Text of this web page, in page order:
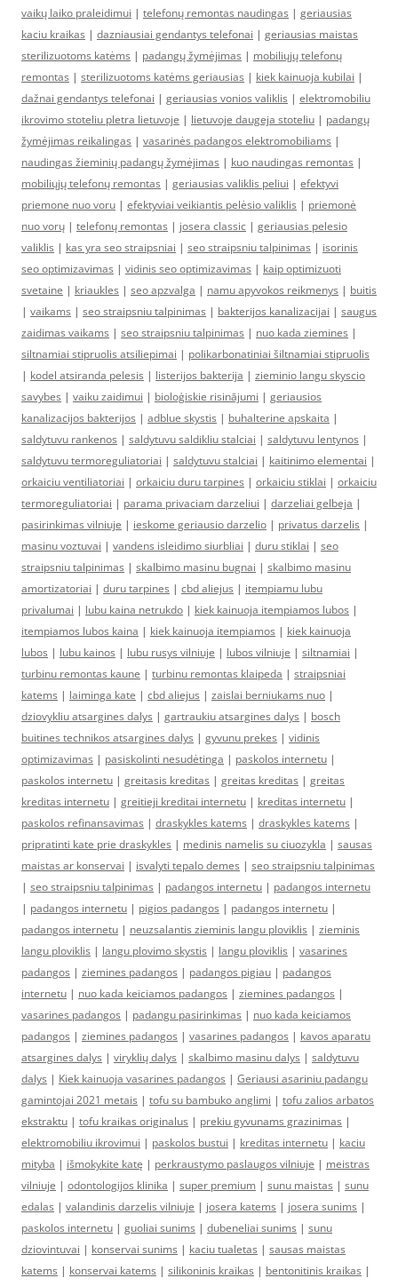
vaikų laiko praleidimui | telefonų remontas naudingas | geriausias
kaciu kraikas | dazniausiai gendantys telefonai | geriausias maistas
sterilizuotoms katėms | padangų žymėjimas | mobiliųjų telefonų
remontas | sterilizuotoms katėms geriausias | kiek kainuoja kubilai |
dažnai gendantys telefonai | geriausias vonios valiklis | elektromobiliu
ikrovimo stoteliu pletra lietuvoje | lietuvoje daugeja stoteliu | padangų
žymėjimas reikalingas | vasarinės padangos elektromobiliams |
naudingas žieminių padangų žymėjimas | kuo naudingas remontas |
mobiliųjų telefonų remontas | geriausias valiklis peliui | efektyvi
priemone nuo voru | efektyviai veikiantis pelėsio valiklis | priemonė
nuo vorų | telefonų remontas | josera classic | geriausias pelesio
valiklis | kas yra seo straipsniai | seo straipsniu talpinimas | isorinis
seo optimizavimas | vidinis seo optimizavimas | kaip optimizuoti
svetaine | kriaukles | seo apzvalga | namu apyvokos reikmenys | buitis
| vaikams | seo straipsniu talpinimas | bakterijos kanalizacijai | saugus
zaidimas vaikams | seo straipsniu talpinimas | nuo kada ziemines |
siltnamiai stipruolis atsiliepimai | polikarbonatiniai šiltnamiai stipruolis
| kodel atsiranda pelesis | listerijos bakterija | zieminio langu skyscio
savybes | vaiku zaidimui | bioloģiskie risinājumi | geriausios
kanalizacijos bakterijos | adblue skystis | buhalterine apskaita |
saldytuvu rankenos | saldytuvu saldikliu stalciai | saldytuvu lentynos |
saldytuvu termoreguliatoriai | saldytuvu stalciai | kaitinimo elementai |
orkaiciu ventiliatoriai | orkaiciu duru tarpines | orkaiciu stiklai | orkaiciu
termoreguliatoriai | parama privaciam darzeliui | darzeliai gelbeja |
pasirinkimas vilniuje | ieskome geriausio darzelio | privatus darzelis |
masinu voztuvai | vandens isleidimo siurbliai | duru stiklai | seo
straipsniu talpinimas | skalbimo masinu bugnai | skalbimo masinu
amortizatoriai | duru tarpines | cbd aliejus | itempiamu lubu
privalumai | lubu kaina netrukdo | kiek kainuoja itempiamos lubos |
itempiamos lubos kaina | kiek kainuoja itempiamos | kiek kainuoja
lubos | lubu kainos | lubu rusys vilniuje | lubos vilniuje | siltnamiai |
turbinu remontas kaune | turbinu remontas klaipeda | straipsniai
katems | laiminga kate | cbd aliejus | zaislai berniukams nuo |
dziovykliu atsargines dalys | gartraukiu atsargines dalys | bosch
buitines technikos atsargines dalys | gyvunu prekes | vidinis
optimizavimas | pasiskolinti nesudėtinga | paskolos internetu |
paskolos internetu | greitasis kreditas | greitas kreditas | greitas
kreditas internetu | greitieji kreditai internetu | kreditas internetu |
paskolos refinansavimas | draskykles katems | draskykles katems |
pripratinti kate prie draskykles | medinis namelis su ciuozykla | sausas
maistas ar konservai | isvalyti tepalo demes | seo straipsniu talpinimas
| seo straipsniu talpinimas | padangos internetu | padangos internetu
| padangos internetu | pigios padangos | padangos internetu |
padangos internetu | neuzsalantis zieminis langu ploviklis | zieminis
langu ploviklis | langu plovimo skystis | langu ploviklis | vasarines
padangos | ziemines padangos | padangos pigiau | padangos
internetu | nuo kada keiciamos padangos | ziemines padangos |
vasarines padangos | padangu pasirinkimas | nuo kada keiciamos
padangos | ziemines padangos | vasarines padangos | kavos aparatu
atsargines dalys | viryklių dalys | skalbimo masinu dalys | saldytuvu
dalys | Kiek kainuoja vasarines padangos | Geriausi asariniu padangu
gamintojai 2021 metais | tofu su bambuko anglimi | tofu zalios arbatos
ekstraktu | tofu kraikas originalus | prekiu gyvunams grazinimas |
elektromobiliu ikrovimui | paskolos bustui | kreditas internetu | kaciu
mityba | išmokykite katę | perkraustymo paslaugos vilniuje | meistras
vilniuje | odontologijos klinika | super premium | sunu maistas | sunu
edalas | valandinis darzelis vilniuje | josera katems | josera sunims |
paskolos internetu | guoliai sunims | dubeneliai sunims | sunu
dziovintuvai | konservai sunims | kaciu tualetas | sausas maistas
katems | konservai katems | silikoninis kraikas | bentonitinis kraikas |